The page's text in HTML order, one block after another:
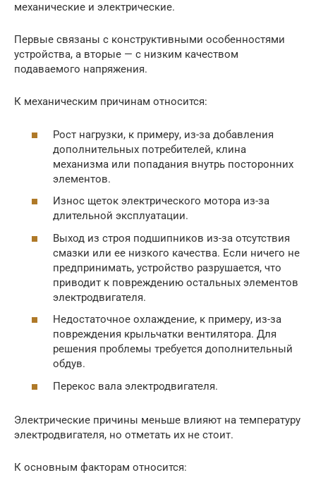
механические и электрические.
Первые связаны с конструктивными особенностями
устройства, а вторые — с низким качеством
подаваемого напряжения.
К механическим причинам относится:
Рост нагрузки, к примеру, из-за добавления
дополнительных потребителей, клина
механизма или попадания внутрь посторонних
элементов.
Износ щеток электрического мотора из-за
длительной эксплуатации.
Выход из строя подшипников из-за отсутствия
смазки или ее низкого качества. Если ничего не
предпринимать, устройство разрушается, что
приводит к повреждению остальных элементов
электродвигателя.
Недостаточное охлаждение, к примеру, из-за
повреждения крыльчатки вентилятора. Для
решения проблемы требуется дополнительный
обдув.
Перекос вала электродвигателя.
Электрические причины меньше влияют на температуру
электродвигателя, но отметать их не стоит.
К основным факторам относится: